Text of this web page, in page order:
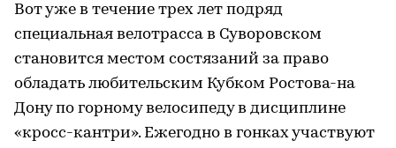
Вот уже в течение трех лет подряд
специальная велотрасса в Суворовском
становится местом состязаний за право
обладать любительским Кубком Ростова-на
Дону по горному велосипеду в дисциплине
«кросс-кантри». Ежегодно в гонках участвуют